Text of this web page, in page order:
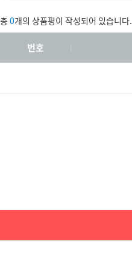
총 0개의 상품평이 작성되어 있습니다.
번호